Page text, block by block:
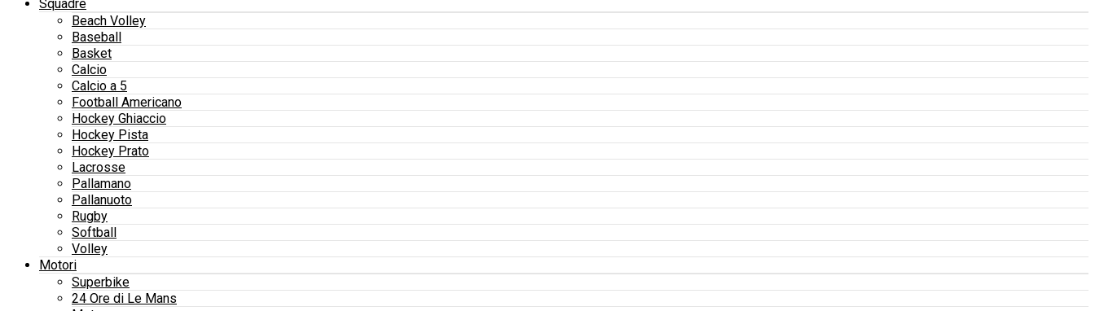
Squadre
Beach Volley
Baseball
Basket
Calcio
Calcio a 5
Football Americano
Hockey Ghiaccio
Hockey Pista
Hockey Prato
Lacrosse
Pallamano
Pallanuoto
Rugby
Softball
Volley
Motori
Superbike
24 Ore di Le Mans